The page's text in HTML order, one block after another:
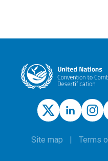
Site map Terms